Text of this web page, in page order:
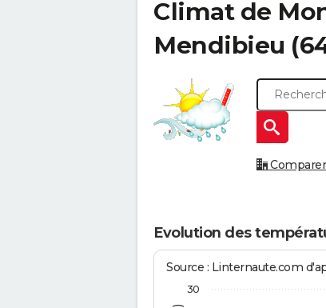
Climat de
Mendibieu
Comparer
Evolution des
Source : Linternaute.com
30